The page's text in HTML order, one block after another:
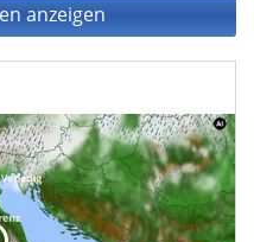
anzeigen